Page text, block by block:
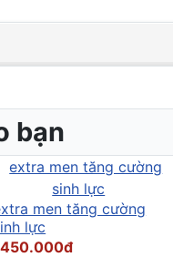
bạn
men tăng cường
lực
450.000đ